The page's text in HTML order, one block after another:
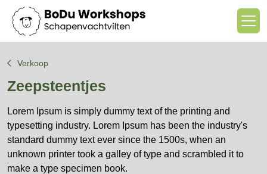
Verkoop
Zeepsteentjes
Lorem Ipsum is simply dummy text of the printing and
typesetting industry. Lorem Ipsum has been the industry's
standard dummy text ever since the 1500s, when an
unknown printer took a galley of type and scrambled it to
make a type specimen book.